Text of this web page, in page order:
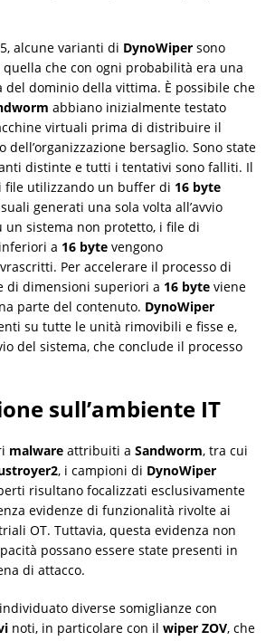
alcune varianti di DynoWiper sono
che con ogni probabilità era una
del dominio della vittima. È possibile che
abbiano inizialmente testato
virtuali prima di distribuire il
dell’organizzazione bersaglio. Sono state
distinte e tutti i tentativi sono falliti. Il
file utilizzando un buffer di 16 byte
generati una sola volta all’avvio
un sistema non protetto, i file di
a 16 byte vengono
Per accelerare il processo di
di dimensioni superiori a 16 byte viene
parte del contenuto. DynoWiper
su tutte le unità rimovibili e fisse e,
del sistema, che conclude il processo
sull’ambiente IT
malware attribuiti a Sandworm, tra cui
, i campioni di DynoWiper
risultano focalizzati esclusivamente
evidenze di funzionalità rivolte ai
OT. Tuttavia, questa evidenza non
possano essere state presenti in
di attacco.
diverse somiglianze con
noti, in particolare con il wiper ZOV, che